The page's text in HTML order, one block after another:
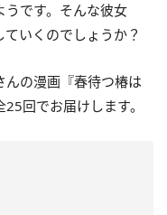
うです。そんな彼女
いくのでしょうか？
んの漫画『春待つ椿は
回でお届けします。